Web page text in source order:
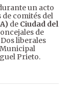
un acto
de comités del
de Ciudad del
de
liberales
Prieto.